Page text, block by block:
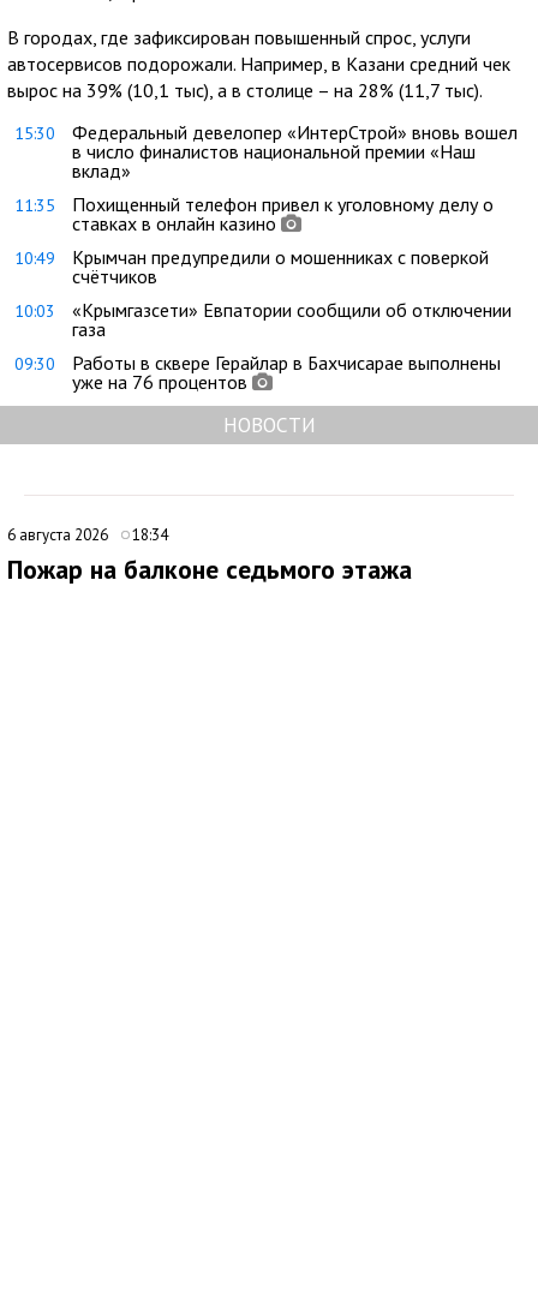
В городах, где зафиксирован повышенный спрос, услуги
автосервисов подорожали. Например, в Казани средний чек
вырос на 39% (10,1 тыс), а в столице – на 28% (11,7 тыс).
15:30
Федеральный девелопер «ИнтерСтрой» вновь вошел
в число финалистов национальной премии «Наш
вклад»
11:35
Похищенный телефон привел к уголовному делу о
ставках в онлайн казино
10:49
Крымчан предупредили о мошенниках с поверкой
счётчиков
10:03
«Крымгазсети» Евпатории сообщили об отключении
газа
09:30
Работы в сквере Герайлар в Бахчисарае выполнены
уже на 76 процентов
НОВОСТИ
6 августа 2026 18:34
Пожар на балконе седьмого этажа